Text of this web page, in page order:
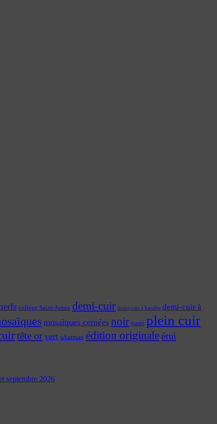
collège Saint-James demi-cuir demi-cuir à bandes demi-cuir à
mosaïques cernées noir oasis plein cuir
tête or vert whatman édition originaleétui
septembre 2026